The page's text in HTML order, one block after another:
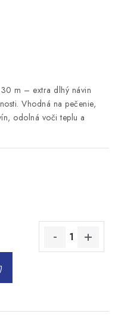
m – extra dlhý návin
Vhodná na pečenie,
odolná voči teplu a